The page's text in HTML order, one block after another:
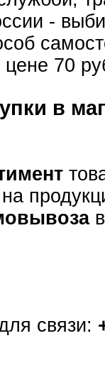
-
цене 70
в
на
в
связи: